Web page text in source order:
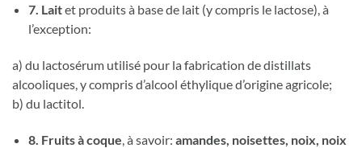
7. Laitet produits à base de lait (y compris le lactose), à
l’exception:
a) du lactosérum utilisé pour la fabrication de distillats
alcooliques, y compris d’alcool éthylique d’origine agricole;
b) du lactitol.
8. Fruits à coque , à savoir: amandes, noisettes, noix, noix